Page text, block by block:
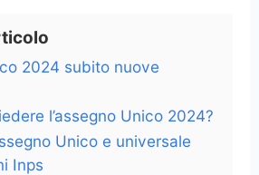
2024 subito nuove
l’assegno Unico 2024?
Unico e universale
Inps